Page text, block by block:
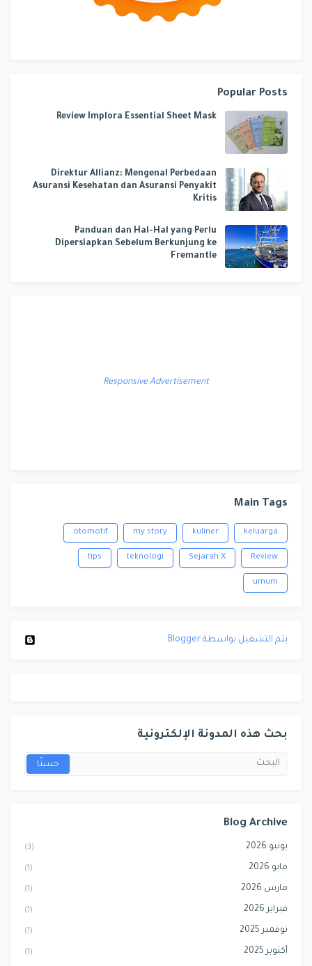
Popular Posts
Review Implora Essential Sheet Mask
Direktur Allianz: Mengenal Perbedaan
Asuransi Kesehatan dan Asuransi Penyakit
Kritis
Panduan dan Hal-Hal yang Perlu
Dipersiapkan Sebelum Berkunjung ke
Fremantle
Responsive Advertisement
Main Tags
keluarga
kuliner
my story
otomotif
Review
Sejarah X
teknologi
tips
umum
‏يتم التشغيل بواسطة Blogger
بحث هذه المدونة الإلكترونية
Blog Archive
يونيو 2026 (3)
مايو 2026 (1)
مارس 2026 (1)
فبراير 2026 (1)
نوفمبر 2025 (1)
أكتوبر 2025 (1)